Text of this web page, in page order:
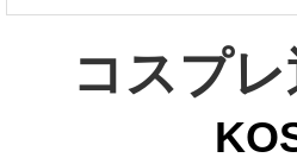
コスプ